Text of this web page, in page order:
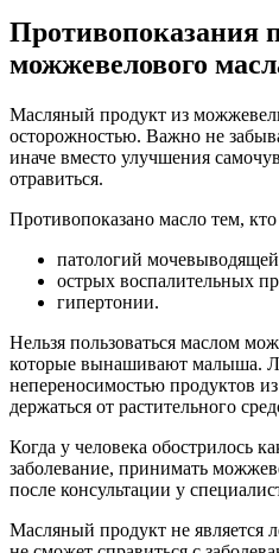
Противопоказания
можжевелового
Масляный продукт из
осторожностью. Важно не
иначе вместо улучшения
отравиться.
Противопоказано масло тем, кто
патологий
острых воспалительных
гипертонии.
Нельзя пользоваться маслом
которые вынашивают малыша.
непереносимостью продуктов
держаться от растительного
Когда у человека обострилось
заболевание, принимать
после консультации у
Масляный продукт не является